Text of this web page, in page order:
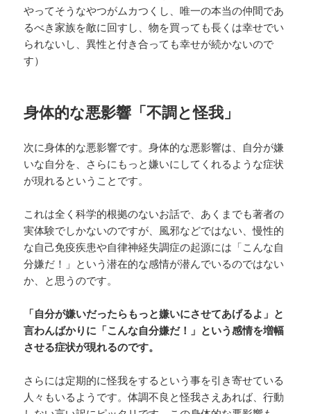
やってそうなやつがムカつくし、唯一の本当の仲間であ
るべき家族を敵に回すし、物を買っても長くは幸せでい
られないし、異性と付き合っても幸せが続かないので
す）
身体的な悪影響「不調と怪我」
次に身体的な悪影響です。身体的な悪影響は、自分が嫌
いな自分を、さらにもっと嫌いにしてくれるような症状
が現れるということです。
これは全く科学的根拠のないお話で、あくまでも著者の
実体験でしかないのですが、風邪などではない、慢性的
な自己免疫疾患や自律神経失調症の起源には「こんな自
分嫌だ！」という潜在的な感情が潜んでいるのではない
か、と思うのです。
「自分が嫌いだったらもっと嫌いにさせてあげるよ」と
言わんばかりに「こんな自分嫌だ！」という感情を増幅
させる症状が現れるのです。
さらには定期的に怪我をするという事を引き寄せている
人々もいるようです。体調不良と怪我さえあれば、行動